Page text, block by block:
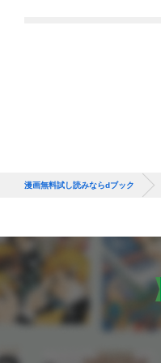
漫画無料試し読みならdブック